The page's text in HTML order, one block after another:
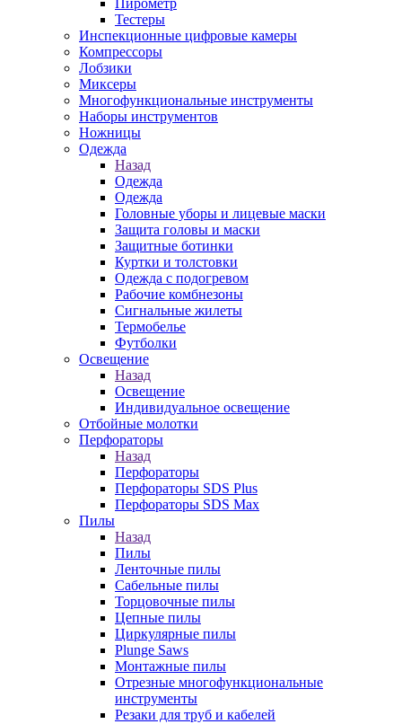
Пирометр
Тестеры
Инспекционные цифровые камеры
Компрессоры
Лобзики
Миксеры
Многофункциональные инструменты
Наборы инструментов
Ножницы
Одежда
Назад
Одежда
Одежда
Головные уборы и лицевые маски
Защита головы и маски
Защитные ботинки
Куртки и толстовки
Одежда с подогревом
Рабочие комбнезоны
Сигнальные жилеты
Термобелье
Футболки
Освещение
Назад
Освещение
Индивидуальное освещение
Отбойные молотки
Перфораторы
Назад
Перфораторы
Перфораторы SDS Plus
Перфораторы SDS Max
Пилы
Назад
Пилы
Ленточные пилы
Сабельные пилы
Торцовочные пилы
Цепные пилы
Циркулярные пилы
Plunge Saws
Монтажные пилы
Отрезные многофункциональные
инструменты
Резаки для труб и кабелей